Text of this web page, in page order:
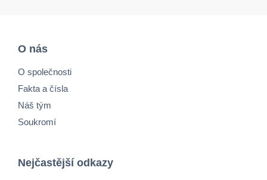
O nás
O společnosti
Fakta a čísla
Náš tým
Soukromí
Nejčastější odkazy